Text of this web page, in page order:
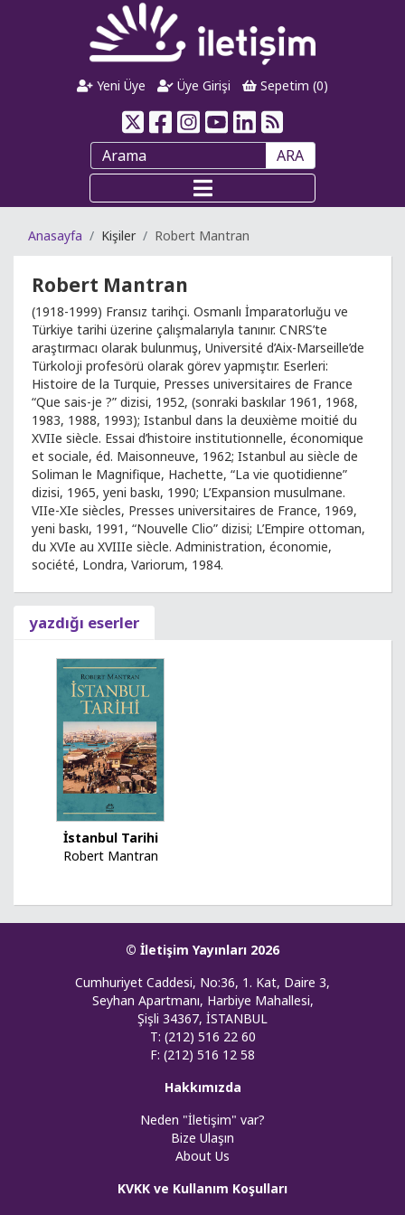
Yeni Üye Üye Girişi Sepetim (0)
ARA
Anasayfa Kişiler Robert Mantran
Robert Mantran
(1918-1999) Fransız tarihçi. Osmanlı İmparatorluğu ve
Türkiye tarihi üzerine çalışmalarıyla tanınır. CNRS’te
araştırmacı olarak bulunmuş, Université d’Aix-Marseille’de
Türkoloji profesörü olarak görev yapmıştır. Eserleri:
Histoire de la Turquie, Presses universitaires de France
“Que sais-je ?” dizisi, 1952, (sonraki baskılar 1961, 1968,
1983, 1988, 1993); Istanbul dans la deuxième moitié du
XVIIe siècle. Essai d’histoire institutionnelle, économique
et sociale, éd. Maisonneuve, 1962; Istanbul au siècle de
Soliman le Magnifique, Hachette, “La vie quotidienne”
dizisi, 1965, yeni baskı, 1990; L’Expansion musulmane.
VIIe-XIe siècles, Presses universitaires de France, 1969,
yeni baskı, 1991, “Nouvelle Clio” dizisi; L’Empire ottoman,
du XVIe au XVIIIe siècle. Administration, économie,
société, Londra, Variorum, 1984.
yazdığı eserler
İstanbul Tarihi
Robert Mantran
© İletişim Yayınları 2026
Cumhuriyet Caddesi, No:36, 1. Kat, Daire 3,
Seyhan Apartmanı, Harbiye Mahallesi,
Şişli 34367, İSTANBUL
T: (212) 516 22 60
F: (212) 516 12 58
Hakkımızda
Neden "İletişim" var?
Bize Ulaşın
About Us
KVKK ve Kullanım Koşulları